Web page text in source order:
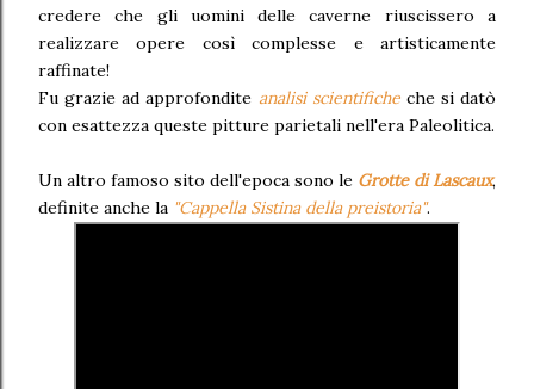
credere che gli uomini delle caverne riuscissero a
realizzare opere così complesse e artisticamente
raffinate!
Fu grazie ad approfondite analisi scientificheche si datò
con esattezza queste pitture parietali nell'era Paleolitica.
Un altro famoso sito dell'epoca sono le Grotte di Lascaux,
definite anche la "Cappella Sistina della preistoria".